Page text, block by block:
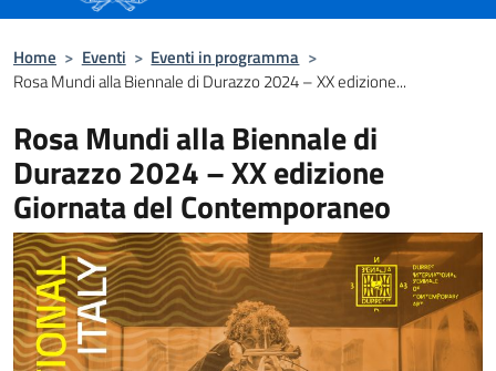
Home > Eventi > Eventi in programma >
Rosa Mundi alla Biennale di Durazzo 2024 – XX edizione...
Rosa Mundi alla Biennale di
Durazzo 2024 – XX edizione
Giornata del Contemporaneo